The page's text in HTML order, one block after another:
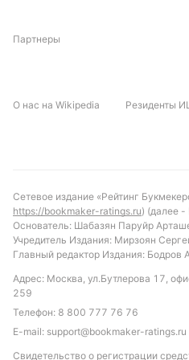
встречах и судье
минимизировать ошибки в
ожидать матч с
Вероятен низкий тотал —
учитывая слабую
Также стоит обратить
команды не забьют,
Вариант ничьей или
поля выглядит наиболее
учитывая их
небольшой перевес в
Партнеры
О нас на Wikipedia Резиденты
Сетевое издание «Рейтинг
https://bookmaker-ratings.ru) (далее -
Основатель: Шабазян Паруйр
Учредитель Издания: Мирзоян
Главный редактор Издания: Бодров
Адрес: Москва, ул.Бутлерова 17,
259
Телефон: 8 800 777 76 76
E-mail: support@bookmaker-ratings.ru
Свидетельство о регистрации